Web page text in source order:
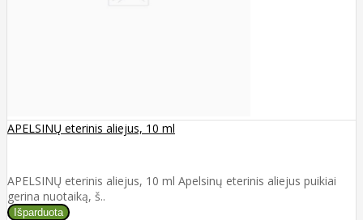
APELSINŲ eterinis aliejus, 10 ml
APELSINŲ eterinis aliejus, 10 ml Apelsinų eterinis aliejus puikiai
gerina nuotaiką, š..